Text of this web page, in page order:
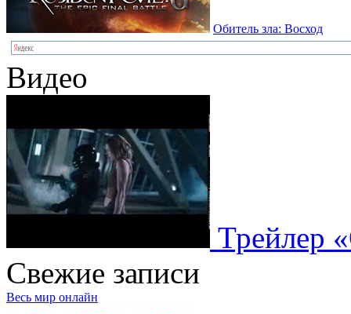
Обитель зла: Восход
Видео
Трейлер
Свежие записи
Весь мир онлайн